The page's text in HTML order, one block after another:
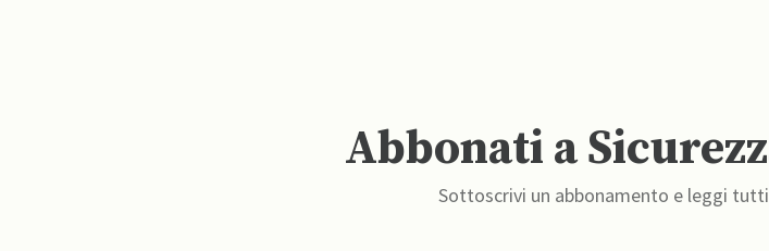
Abbonati a
Sottoscrivi un abbonamento e leggi